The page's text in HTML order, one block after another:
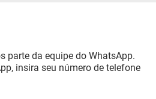
parte da equipe do WhatsApp.
insira seu número de telefone